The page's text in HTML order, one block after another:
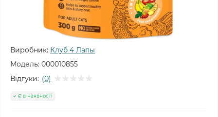
Виробник: Клуб 4 Лапы
Модель: 000010855
Відгуки: (0)
Є в наявності